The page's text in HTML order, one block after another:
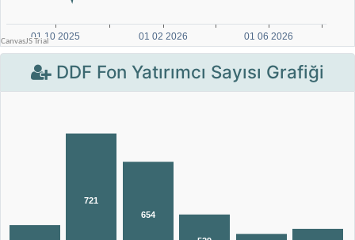
DDF Fon Yatırımcı Sayısı Grafiği